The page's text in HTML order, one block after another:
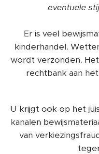
eventuele
Er is veel
kinderhandel.
wordt verzonden.
rechtbank aan
U krijgt ook op het
kanalen
van